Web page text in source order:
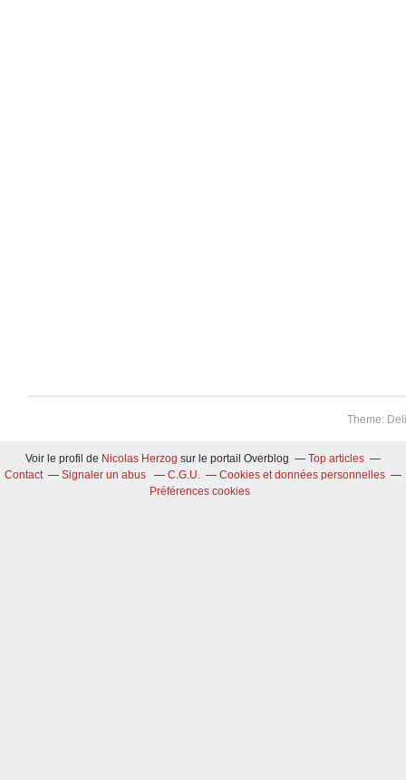
Theme:
Voir le profil de Nicolas Herzog sur le portail Overblog
Top articles
Contact
Signaler un abus C.G.U.
Cookies et données personnelles
Préférences cookies